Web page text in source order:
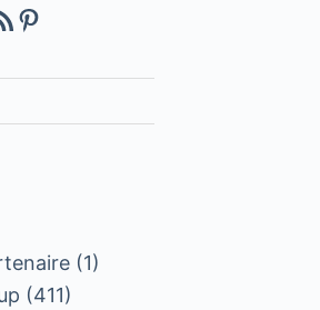
RSS
Pinterest
(1)
(411)